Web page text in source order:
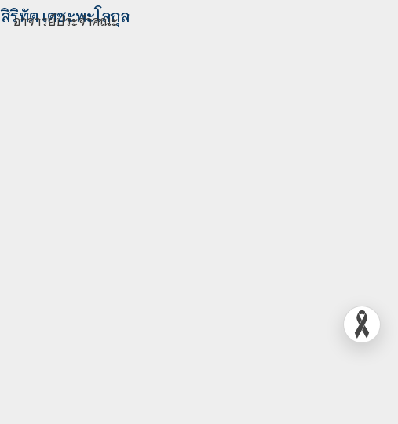
สิริทัต เตชะพะโลกุล
อาจารย์ประจำคณะ